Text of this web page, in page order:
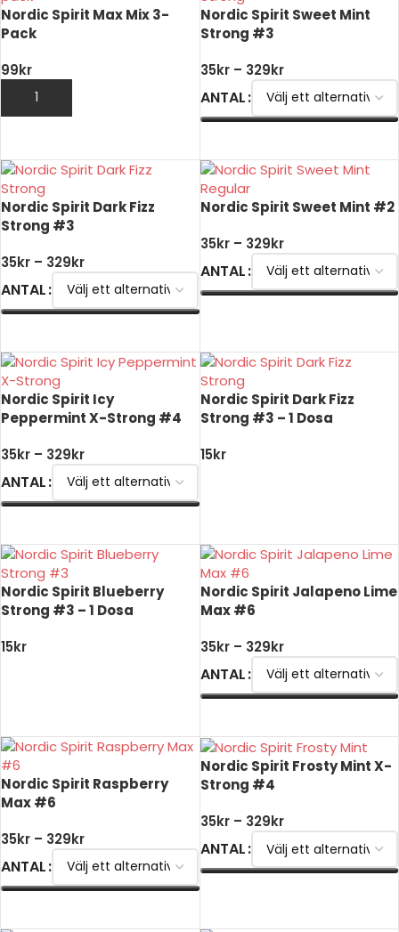
Nordic Spirit Max Mix 3-
Pack
99kr
LÄGG TILL I VARUKORG
Nordic Spirit Sweet Mint
Strong #3
35kr – 329kr
ANTAL
Nordic Spirit Dark Fizz
Strong #3
35kr – 329kr
ANTAL
Nordic Spirit Sweet Mint #2
35kr – 329kr
ANTAL
Nordic Spirit Icy
Peppermint X-Strong #4
35kr – 329kr
ANTAL
Nordic Spirit Dark Fizz
Strong #3 – 1 Dosa
15kr
Nordic Spirit Blueberry
Strong #3 – 1 Dosa
15kr
Nordic Spirit Jalapeno Lime
Max #6
35kr – 329kr
ANTAL
Nordic Spirit Raspberry
Max #6
35kr – 329kr
ANTAL
Nordic Spirit Frosty Mint X-
Strong #4
35kr – 329kr
ANTAL